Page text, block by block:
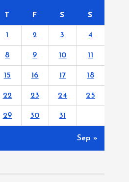
T F S S
1 2 3 4
8 9 10 11
15 16 17 18
22 23 24 25
29 30 31
Sep »